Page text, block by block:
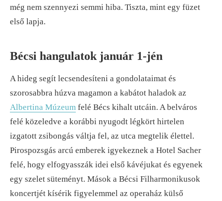
még nem szennyezi semmi hiba. Tiszta, mint egy füzet
első lapja.
Bécsi hangulatok január 1-jén
A hideg segít lecsendesíteni a gondolataimat és
szorosabbra húzva magamon a kabátot haladok az
Albertina Múzeum felé Bécs kihalt utcáin. A belváros
felé közeledve a korábbi nyugodt légkört hirtelen
izgatott zsibongás váltja fel, az utca megtelik élettel.
Pirospozsgás arcú emberek igyekeznek a Hotel Sacher
felé, hogy elfogyasszák idei első kávéjukat és egyenek
egy szelet süteményt. Mások a Bécsi Filharmonikusok
koncertjét kísérik figyelemmel az operaház külső